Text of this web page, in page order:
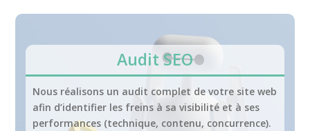
Audit SEO
Nous réalisons un audit complet de votre site web
afin d’identifier les freins à sa visibilité et à ses
performances (technique, contenu, concurrence).